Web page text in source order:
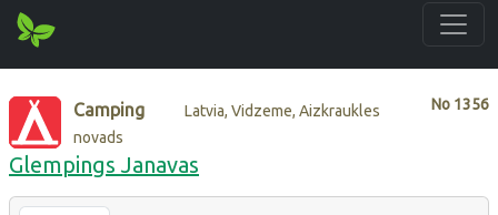
No 1356
Camping
Latvia, Vidzeme, Aizkraukles
novads
Glempings Janavas